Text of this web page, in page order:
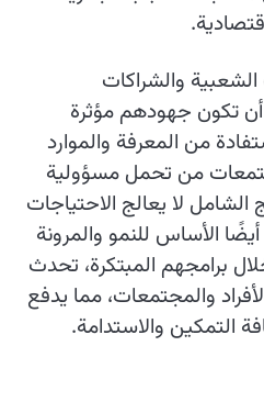
والشراكات
أن تكون جهودهم مؤثرة
من المعرفة والموارد
من تحمل مسؤولية
الشامل لا يعالج الاحتياجات
الأساس للنمو والمرونة
برامجهم المبتكرة، تحدث
والمجتمعات، مما يدفع
التمكين والاستدامة.